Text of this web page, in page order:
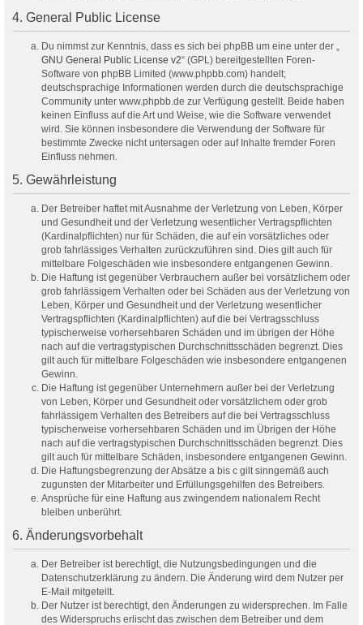
4. General Public License
Du nimmst zur Kenntnis, dass es sich bei phpBB um eine unter der „
GNU General Public License v2“ (GPL) bereitgestellten Foren-
Software von phpBB Limited (www.phpbb.com) handelt;
deutschsprachige Informationen werden durch die deutschsprachige
Community unter www.phpbb.de zur Verfügung gestellt. Beide haben
keinen Einfluss auf die Art und Weise, wie die Software verwendet
wird. Sie können insbesondere die Verwendung der Software für
bestimmte Zwecke nicht untersagen oder auf Inhalte fremder Foren
Einfluss nehmen.
5. Gewährleistung
Der Betreiber haftet mit Ausnahme der Verletzung von Leben, Körper
und Gesundheit und der Verletzung wesentlicher Vertragspflichten
(Kardinalpflichten) nur für Schäden, die auf ein vorsätzliches oder
grob fahrlässiges Verhalten zurückzuführen sind. Dies gilt auch für
mittelbare Folgeschäden wie insbesondere entgangenen Gewinn.
Die Haftung ist gegenüber Verbrauchern außer bei vorsätzlichem oder
grob fahrlässigem Verhalten oder bei Schäden aus der Verletzung von
Leben, Körper und Gesundheit und der Verletzung wesentlicher
Vertragspflichten (Kardinalpflichten) auf die bei Vertragsschluss
typischerweise vorhersehbaren Schäden und im übrigen der Höhe
nach auf die vertragstypischen Durchschnittsschäden begrenzt. Dies
gilt auch für mittelbare Folgeschäden wie insbesondere entgangenen
Gewinn.
Die Haftung ist gegenüber Unternehmern außer bei der Verletzung
von Leben, Körper und Gesundheit oder vorsätzlichem oder grob
fahrlässigem Verhalten des Betreibers auf die bei Vertragsschluss
typischerweise vorhersehbaren Schäden und im Übrigen der Höhe
nach auf die vertragstypischen Durchschnittsschäden begrenzt. Dies
gilt auch für mittelbare Schäden, insbesondere entgangenen Gewinn.
Die Haftungsbegrenzung der Absätze a bis c gilt sinngemäß auch
zugunsten der Mitarbeiter und Erfüllungsgehilfen des Betreibers.
Ansprüche für eine Haftung aus zwingendem nationalem Recht
bleiben unberührt.
6. Änderungsvorbehalt
Der Betreiber ist berechtigt, die Nutzungsbedingungen und die
Datenschutzerklärung zu ändern. Die Änderung wird dem Nutzer per
E-Mail mitgeteilt.
Der Nutzer ist berechtigt, den Änderungen zu widersprechen. Im Falle
des Widerspruchs erlischt das zwischen dem Betreiber und dem